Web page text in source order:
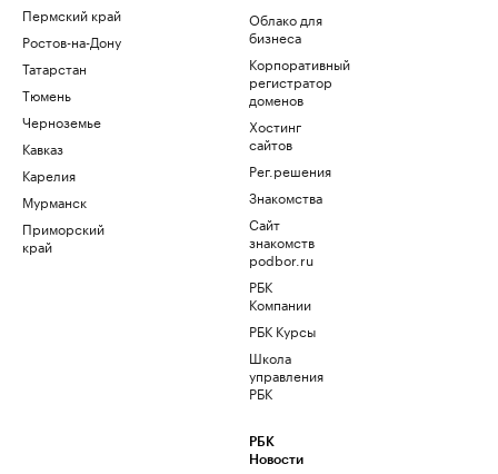
Пермский край
Ростов-на-Дону
Татарстан
Тюмень
Черноземье
Кавказ
Карелия
Мурманск
Приморский
край
Облако для
бизнеса
Корпоративный
регистратор
доменов
Хостинг
сайтов
Рег.решения
Знакомства
Сайт
знакомств
podbor.ru
РБК
Компании
РБК Курсы
Школа
управления
РБК
РБК
Новости